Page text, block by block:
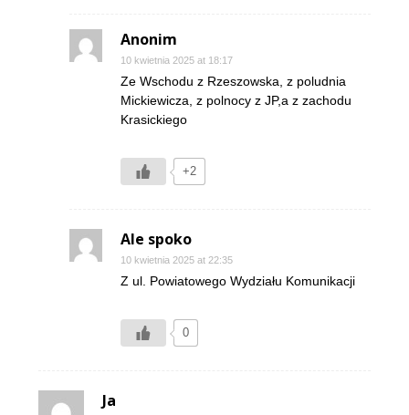
Anonim
10 kwietnia 2025 at 18:17
Ze Wschodu z Rzeszowska, z poludnia
Mickiewicza, z polnocy z JP,a z zachodu
Krasickiego
+2
Ale spoko
10 kwietnia 2025 at 22:35
Z ul. Powiatowego Wydziału Komunikacji
0
Ja